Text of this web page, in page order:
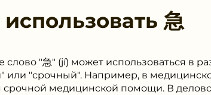
急
слово "急" (jí) может использоваться в
или "срочный". Например, в
срочной медицинской помощи. В